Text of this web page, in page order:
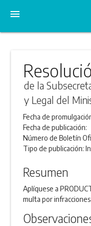
menu
de la
y Legal del
Fecha de
Fecha de publicación:
Número de Boletín
Tipo de publicación:
Resumen
Aplíquese a
multa por